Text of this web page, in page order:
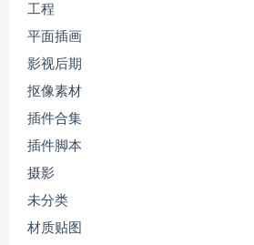
工程
平面插画
影视后期
抠像素材
插件合集
插件脚本
摄影
未分类
材质贴图